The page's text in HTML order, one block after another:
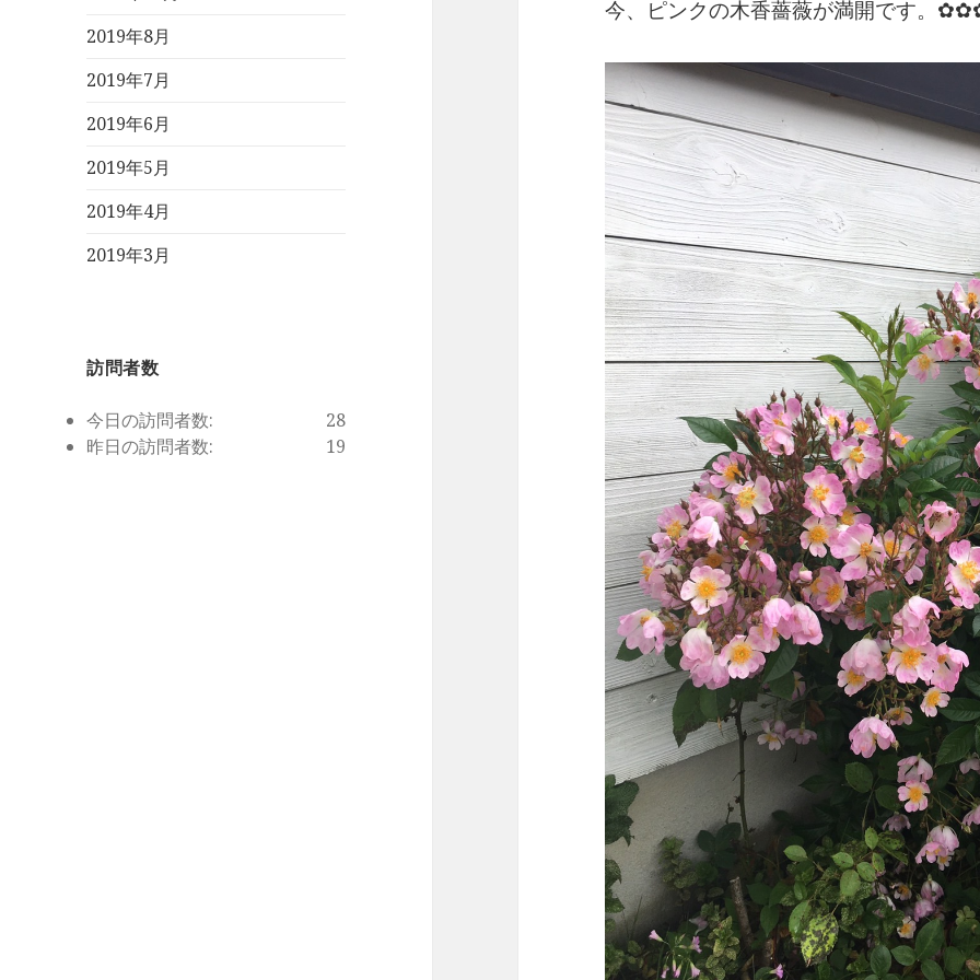
2019年8月
2019年7月
2019年6月
2019年5月
2019年4月
2019年3月
訪問者数
28
今日の訪問者数:
19
昨日の訪問者数:
今、ピンクの木香薔薇が満開です。